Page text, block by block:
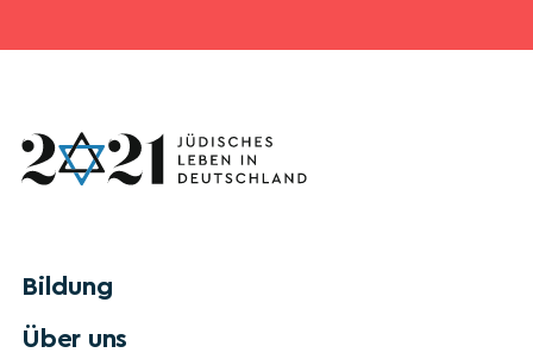
Bildung
Über uns